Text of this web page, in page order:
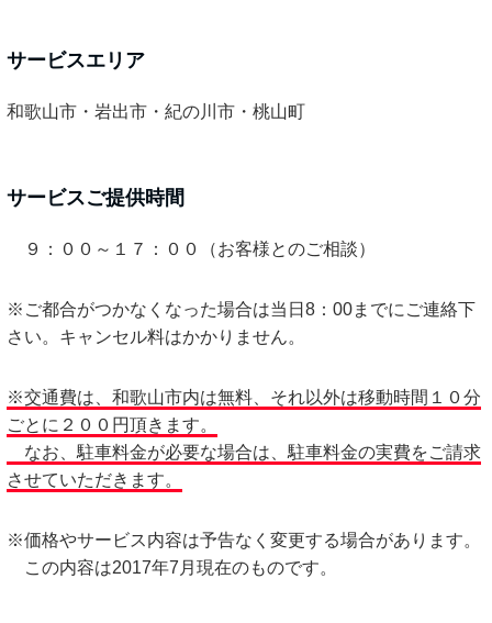
サービスエリア
和歌山市・岩出市・紀の川市・桃山町
サービスご提供時間
９：００～１７：００（お客様とのご相談）
※ご都合がつかなくなった場合は当日8：00までにご連絡下
さい。キャンセル料はかかりません。
※交通費は、和歌山市内は無料、それ以外は移動時間１０分
ごとに２００円頂きます。
なお、駐車料金が必要な場合は、駐車料金の実費をご請求
させていただきます。
※価格やサービス内容は予告なく変更する場合があります。
この内容は2017年7月現在のものです。